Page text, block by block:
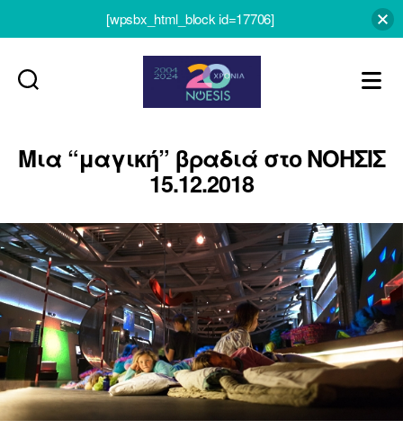
Μια “μαγική” βραδιά στο ΝΟΗΣΙΣ
15.12.2018
[wpsbx_html_block id=17706]